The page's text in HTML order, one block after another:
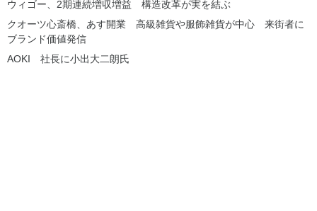
ウィゴー、2期連続増収増益 構造改革が実を結ぶ
クオーツ心斎橋、あす開業 高級雑貨や服飾雑貨が中心 来街者に
ブランド価値発信
AOKI 社長に小出大二朗氏